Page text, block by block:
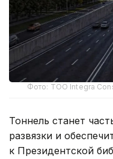
Фото: ТОО Integra
Тоннель станет
развязки и
к Президентской